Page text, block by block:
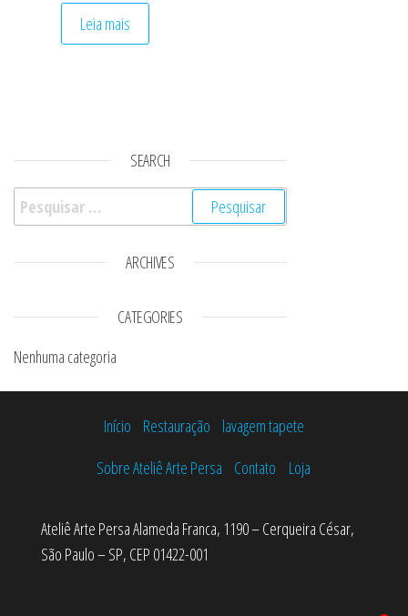
Leia mais
SEARCH
Pesquisar por:
ARCHIVES
CATEGORIES
Nenhuma categoria
Início Restauração
lavagem tapete
Sobre Ateliê Arte Persa
Contato Loja
Ateliê Arte Persa Alameda Franca, 1190 – Cerqueira César,
São Paulo – SP, CEP 01422-001